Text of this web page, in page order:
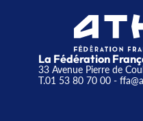
La Fédération
33 Avenue Pierre de
T.01 53 80 70 00-